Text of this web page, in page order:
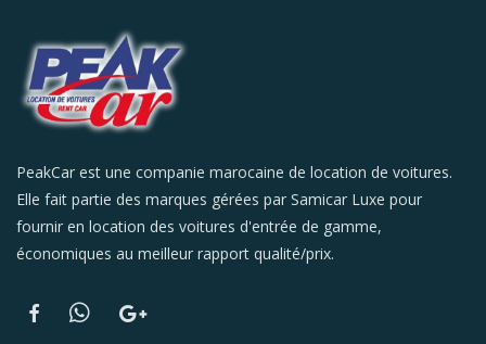
PeakCar est une companie marocaine de location de voitures.
Elle fait partie des marques gérées par Samicar Luxe pour
fournir en location des voitures d'entrée de gamme,
économiques au meilleur rapport qualité/prix.